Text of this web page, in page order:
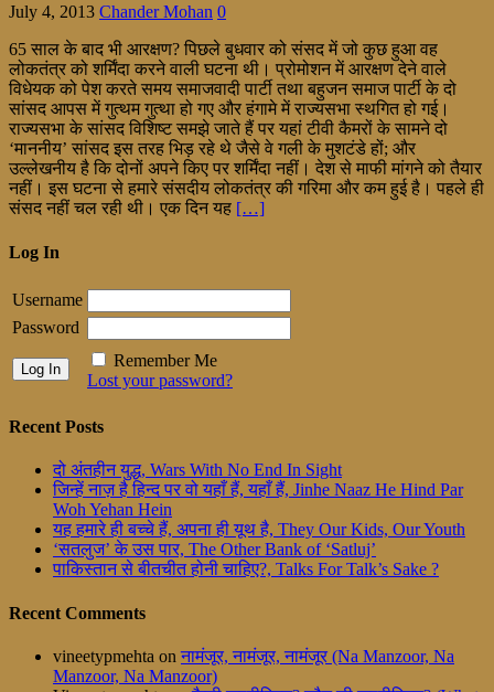
July 4, 2013 Chander Mohan 0
65 साल के बाद भी आरक्षण? पिछले बुधवार को संसद में जो कुछ हुआ वह
लोकतंत्र को शर्मिंदा करने वाली घटना थी। प्रोमोशन में आरक्षण देने वाले
विधेयक को पेश करते समय समाजवादी पार्टी तथा बहुजन समाज पार्टी के दो
सांसद आपस में गुत्थम गुत्था हो गए और हंगामे में राज्यसभा स्थगित हो गई।
राज्यसभा के सांसद विशिष्ट समझे जाते हैं पर यहां टीवी कैमरों के सामने दो
‘माननीय’ सांसद इस तरह भिड़ रहे थे जैसे वे गली के मुशटंडे हों; और
उल्लेखनीय है कि दोनों अपने किए पर शर्मिंदा नहीं। देश से माफी मांगने को तैयार
नहीं। इस घटना से हमारे संसदीय लोकतंत्र की गरिमा और कम हुई है। पहले ही
संसद नहीं चल रही थी। एक दिन यह […]
Log In
Username
Password
Remember Me
Lost your password?
Recent Posts
दो अंतहीन युद्ध, Wars With No End In Sight
जिन्हें नाज़ है हिन्द पर वो यहाँ हैं, यहाँ हैं, Jinhe Naaz He Hind Par
Woh Yehan Hein
यह हमारे ही बच्चे हैं, अपना ही यूथ है, They Our Kids, Our Youth
‘सतलुज’ के उस पार, The Other Bank of ‘Satluj’
पाकिस्तान से बीतचीत होनी चाहिए?, Talks For Talk’s Sake ?
Recent Comments
vineetypmehta on नामंजूर, नामंजूर, नामंजूर (Na Manzoor, Na
Manzoor, Na Manzoor)